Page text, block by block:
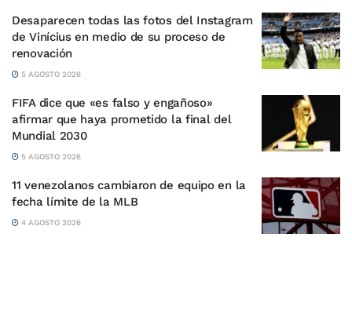
Desaparecen todas las fotos del Instagram
de Vinícius en medio de su proceso de
renovación
5 AGOSTO 2026
FIFA dice que «es falso y engañoso»
afirmar que haya prometido la final del
Mundial 2030
5 AGOSTO 2026
11 venezolanos cambiaron de equipo en la
fecha límite de la MLB
4 AGOSTO 2026